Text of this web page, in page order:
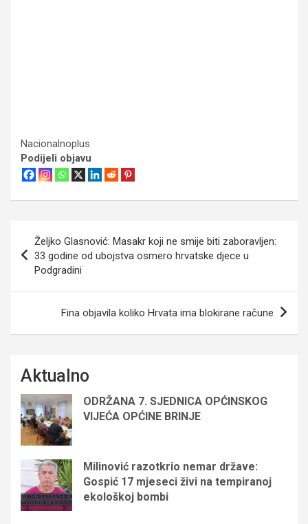
Nacionalnoplus
Podijeli objavu
Navigacija
objava
Željko Glasnović: Masakr koji ne smije biti zaboravljen:
33 godine od ubojstva osmero hrvatske djece u
Podgradini
Fina objavila koliko Hrvata ima blokirane račune
Aktualno
ODRŽANA 7. SJEDNICA OPĆINSKOG
VIJEĆA OPĆINE BRINJE
Milinović razotkrio nemar države:
Gospić 17 mjeseci živi na tempiranoj
ekološkoj bombi